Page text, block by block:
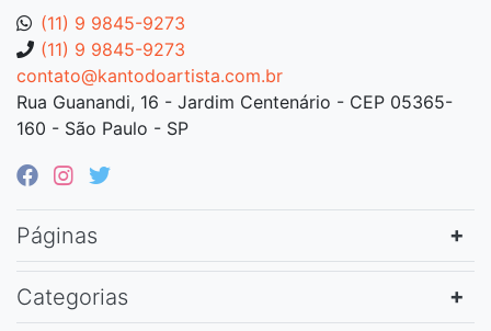
(11) 9 9845-9273
(11) 9 9845-9273
contato@kantodoartista.com.br
Rua Guanandi, 16 - Jardim Centenário - CEP 05365-
160 - São Paulo - SP
Páginas
Categorias